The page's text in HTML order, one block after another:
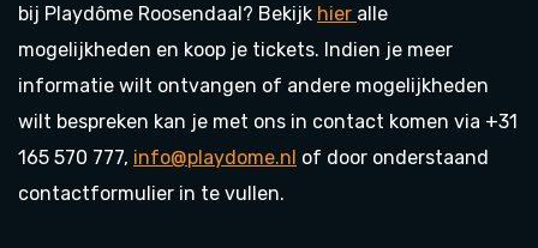
bij Playdôme Roosendaal? Bekijk hier alle
mogelijkheden en koop je tickets. Indien je meer
informatie wilt ontvangen of andere mogelijkheden
wilt bespreken kan je met ons in contact komen via +31
165 570 777, info@playdome.nl of door onderstaand
contactformulier in te vullen.